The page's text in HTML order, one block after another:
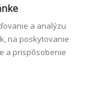
a analýzu
na poskytovanie
a prispôsobenie